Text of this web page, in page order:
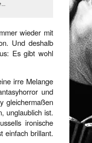
…
wieder mit
Und deshalb
Es gibt wohl
irre Melange
und
gleichermaßen
unglaublich ist.
ironische
einfach brillant.